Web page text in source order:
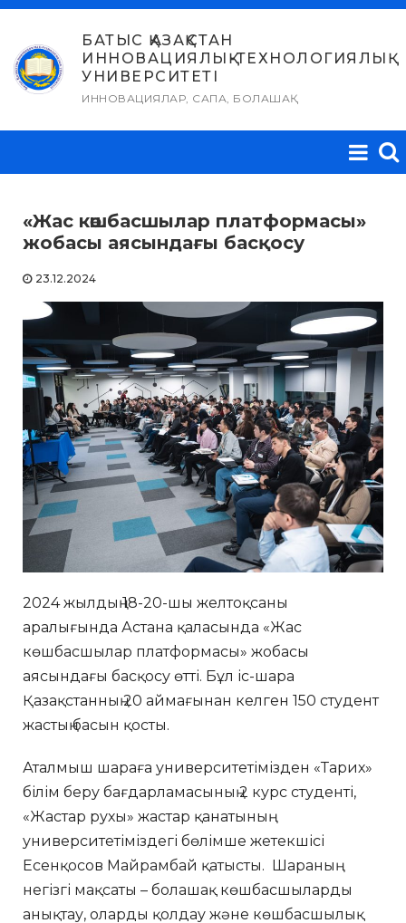
Skip
content
БАТЫС ҚАЗАҚСТАН
ИННОВАЦИЯЛЫҚ-ТЕХНОЛОГИЯЛЫҚ
УНИВЕРСИТЕТІ
ИННОВАЦИЯЛАР, САПА, БОЛАШАҚ
«Жас көшбасшылар платформасы»
жобасы аясындағы басқосу
23.12.2024
2024 жылдың 18-20-шы желтоқсаны
аралығында Астана қаласында «Жас
көшбасшылар платформасы» жобасы
аясындағы басқосу өтті. Бұл іс-шара
Қазақстанның 20 аймағынан келген 150 студент
жастың басын қосты.
Аталмыш шараға университетімізден «Тарих»
білім беру бағдарламасының 2 курс студенті,
«Жастар рухы» жастар қанатының
университетіміздегі бөлімше жетекшісі
Есенқосов Майрамбай қатысты. Шараның
негізгі мақсаты – болашақ көшбасшыларды
анықтау, оларды қолдау және көшбасшылық